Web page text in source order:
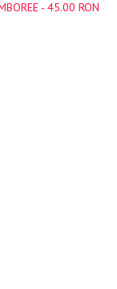
- 45.00 RON